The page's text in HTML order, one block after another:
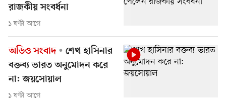
রাজকীয় সংবর্ধনা
১ ঘণ্টা আগে
অডিও সংবাদ
শেখ হাসিনার
বক্তব্য ভারত অনুমোদন করে
না: জয়সোয়াল
১ ঘণ্টা আগে